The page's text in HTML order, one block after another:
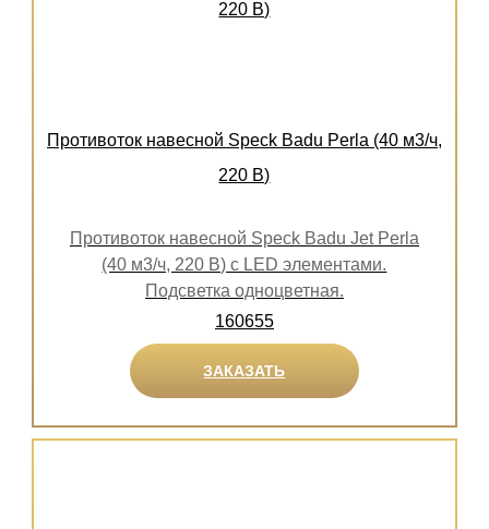
Противоток навесной Speck Badu Perla (40 м3/ч,
220 В)
Противоток навесной Speck Badu Jet Perla
(40 м3/ч, 220 В) с LED элементами.
Подсветка одноцветная.
160655
ЗАКАЗАТЬ